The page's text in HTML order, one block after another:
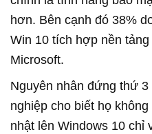
hơn. Bên cạnh đó 38%
Win 10 tích hợp nền
Microsoft.
Nguyên nhân đứng thứ
nghiệp cho biết họ
nhật lên Windows 10 chỉ